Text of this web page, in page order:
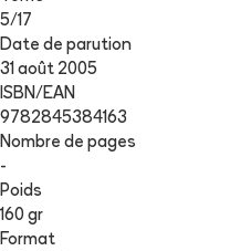
5/17
Date de parution
31 août 2005
ISBN/EAN
9782845384163
Nombre de pages
-
Poids
160 gr
Format